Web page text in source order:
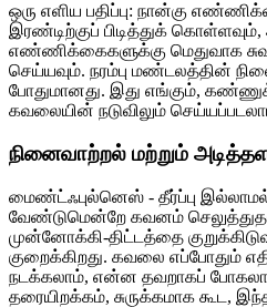
ஒரு எளிய பதிப்பு: நான்கு
இரண்டிற்குப் பிடித்துக் கொள்ளவும்,
எண்ணிக்கைகளுக்கு மெதுவாக
செய்யவும். நரம்பு மண்டலத்தின்
போதுமானது. இது எங்கும்,
கவலையின் நடுவிலும்
நினைவாற்றல் மற்றும்
மைண்ட்ஃபுல்னெஸ் - தீர்ப்பு
வேண்டுமென்றே கவனம் செலுத்துதல்
முன்னோக்கி-திட்டத்தை
குறைக்கிறது. கவலை எப்போதும்
நடக்கலாம், என்ன தவறாகப்
தரையிறக்கம், சுருக்கமாக கூட,